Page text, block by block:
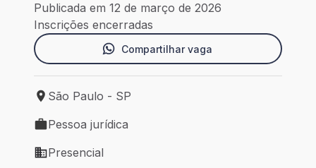
Publicada em 12 de março de 2026
Inscrições encerradas
Compartilhar vaga
Local de trabalho: São Paulo - SP
São Paulo - SP
Tipo de vaga: Pessoa jurídica
Pessoa jurídica
Modelo de trabalho: Presencial
Presencial